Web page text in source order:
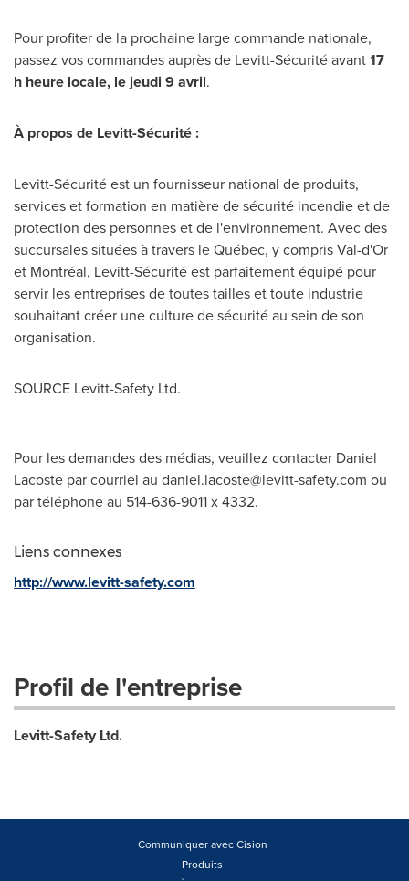
Pour profiter de la prochaine large commande nationale,
passez vos commandes auprès de Levitt-Sécurité avant17
h heure locale, le jeudi 9 avril.
À propos de Levitt-Sécurité :
Levitt-Sécurité est un fournisseur national de produits,
services et formation en matière de sécurité incendie et de
protection des personnes et de l'environnement. Avec des
succursales situées à travers le Québec, y comprisVal-d'Or
et Montréal, Levitt-Sécurité est parfaitement équipé pour
servir les entreprises de toutes tailles et toute industrie
souhaitant créer une culture de sécurité au sein de son
organisation.
SOURCE Levitt-Safety Ltd.
Pour les demandes des médias, veuillez contacter Daniel
Lacoste par courriel au daniel.lacoste@levitt-safety.com ou
par téléphone au 514-636-9011 x 4332.
Liens connexes
http://www.levitt-safety.com
Profil de l'entreprise
Levitt-Safety Ltd.
Communiquer avec Cision
Produits